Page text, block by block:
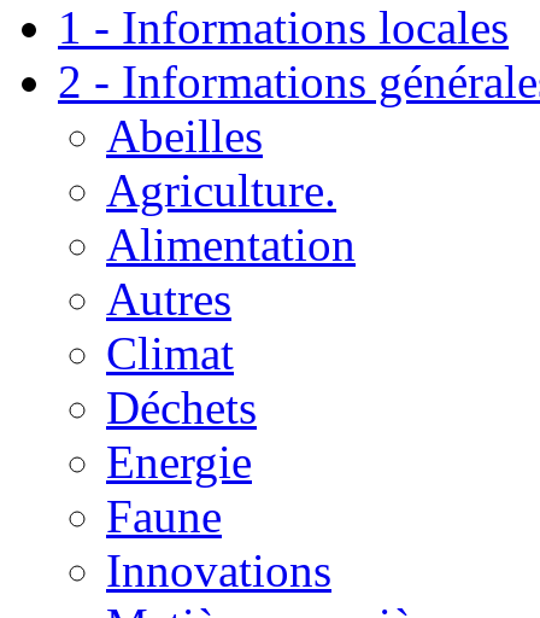
1 - Informations locales
2 - Informations
Abeilles
Agriculture.
Alimentation
Autres
Climat
Déchets
Energie
Faune
Innovations